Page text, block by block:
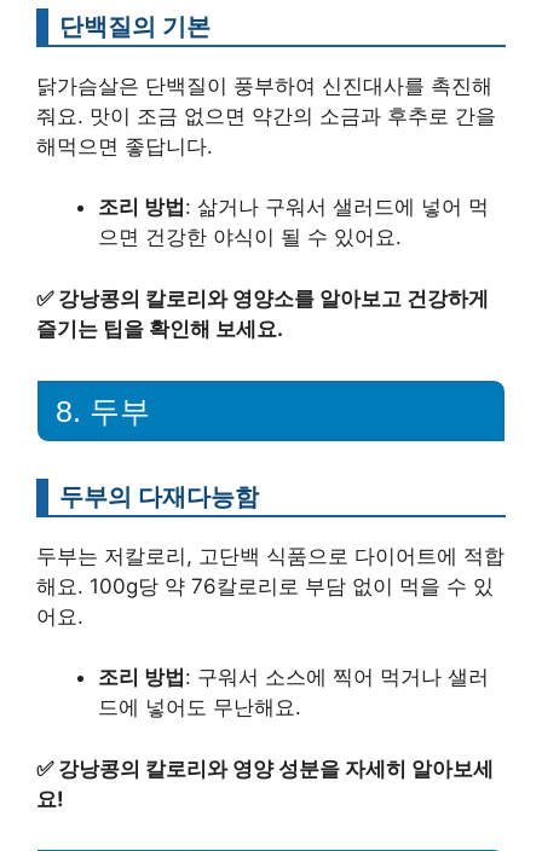
단백질의 기본
닭가슴살은 단백질이 풍부하여 신진대사를 촉진해
줘요. 맛이 조금 없으면 약간의 소금과 후추로 간을
해먹으면 좋답니다.
조리 방법 : 삶거나 구워서 샐러드에 넣어 먹
으면 건강한 야식이 될 수 있어요.
✅ 강낭콩의 칼로리와 영양소를 알아보고 건강하게
즐기는 팁을 확인해 보세요.
8. 두부
두부의 다재다능함
두부는 저칼로리, 고단백 식품으로 다이어트에 적합
해요. 100g당 약 76칼로리로 부담 없이 먹을 수 있
어요.
조리 방법 : 구워서 소스에 찍어 먹거나 샐러
드에 넣어도 무난해요.
✅ 강낭콩의 칼로리와 영양 성분을 자세히 알아보세
요!